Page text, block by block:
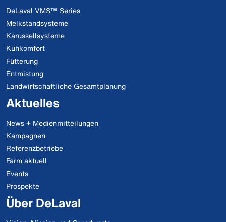
DeLaval VMS™ Series
Melkstandsysteme
Karussellsysteme
Kuhkomfort
Fütterung
Entmistung
Landwirtschaftliche Gesamtplanung
Aktuelles
News + Medienmitteilungen
Kampagnen
Referenzbetriebe
Farm aktuell
Events
Prospekte
Über DeLaval